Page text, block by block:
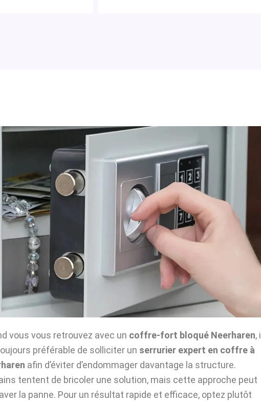
vous vous retrouvez avec un coffre-fort bloqué Neerharen, il
préférable de solliciter un serrurier expert en coffre à
afin d’éviter d’endommager davantage la structure.
tentent de bricoler une solution, mais cette approche peut
la panne. Pour un résultat rapide et efficace, optez plutôt